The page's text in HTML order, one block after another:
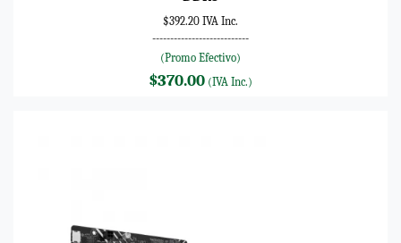
$392.20 IVA Inc.
---------------------------
(Promo Efectivo)
$370.00 (IVA Inc.)